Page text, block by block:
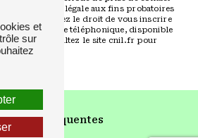
prescription légale aux fins probatoires
Vous avez le droit de vous inscrire
au démarchage téléphonique, disponible
. Consultez le site cnil.fr pour
vos droits.
fréquentes
et
sur